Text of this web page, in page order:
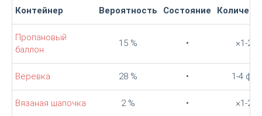
Контейнер Вероятность Состояние
Пропановый
баллон
15 % • ×1-2
Веревка 28 % • 1-4 фт
Вязаная шапочка 2 % • ×1-2